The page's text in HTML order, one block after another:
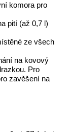
komora pro
pití (až 0,7 l)
ze všech
na kovový
Pro
zavěšení na